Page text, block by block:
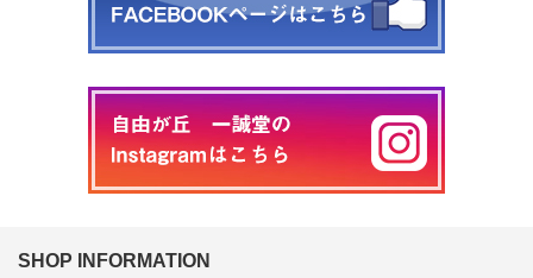
SHOP INFORMATION